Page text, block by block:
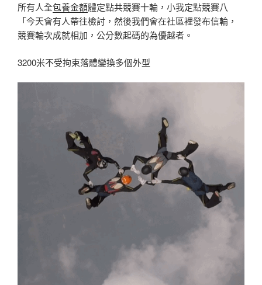
所有人全包養金額體定點共競賽十輪，小我定點競賽八
「今天會有人帶往檢討，然後我們會在社區裡發布信輪，
競賽輪次成就相加，公分數起碼的為優越者。
3200米不受拘束落體變換多個外型